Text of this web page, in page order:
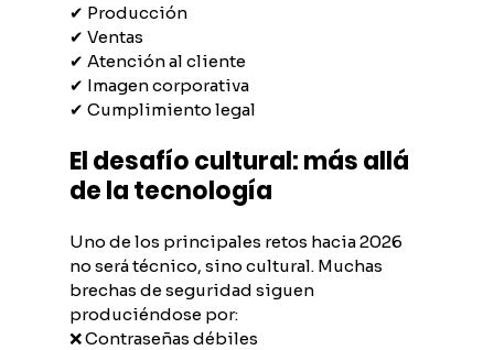
✔ Producción
✔ Ventas
✔ Atención al cliente
✔ Imagen corporativa
✔ Cumplimiento legal
El desafío cultural: más allá
de la tecnología
Uno de los principales retos hacia 2026
no será técnico, sino cultural. Muchas
brechas de seguridad siguen
produciéndose por:
❌ Contraseñas débiles